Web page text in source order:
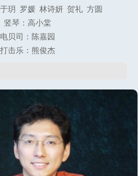
玥 罗媛 林诗妍 贺礼 方圆
竖琴：高小棠
电贝司：陈嘉园
打击乐：熊俊杰